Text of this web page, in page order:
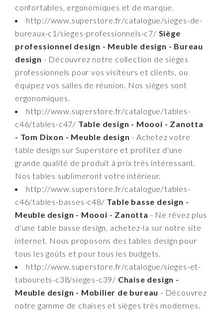
confortables, ergonomiques et de marque.
http://www.superstore.fr/catalogue/sieges-de-
bureaux-c1/sieges-professionnels-c7/ Siège
professionnel design - Meuble design - Bureau
design - Découvrez notre collection de sièges
professionnels pour vos visiteurs et clients, ou
équipez vos salles de réunion. Nos sièges sont
ergonomiques.
http://www.superstore.fr/catalogue/tables-
c46/tables-c47/ Table design - Moooi - Zanotta
- Tom Dixon - Meuble design - Achetez votre
table design sur Superstore et profitez d'une
grande qualité de produit à prix très intéressant.
Nos tables sublimeront votre intérieur.
http://www.superstore.fr/catalogue/tables-
c46/tables-basses-c48/ Table basse design -
Meuble design - Moooi - Zanotta - Ne rêvez plus
d'une table basse design, achetez-la sur notre site
internet. Nous proposons des tables design pour
tous les goûts et pour tous les budgets.
http://www.superstore.fr/catalogue/sieges-et-
tabourets-c38/sieges-c39/ Chaise design -
Meuble design - Mobilier de bureau - Découvrez
notre gamme de chaises et sièges très modernes.